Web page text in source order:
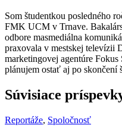
Som študentkou posledného
FMK UCM v Trnave.
odbore masmediálna
praxovala v mestskej televízii
marketingovej agentúre
plánujem ostať aj po skončení
Súvisiace
Reportáže, Spoločnosť